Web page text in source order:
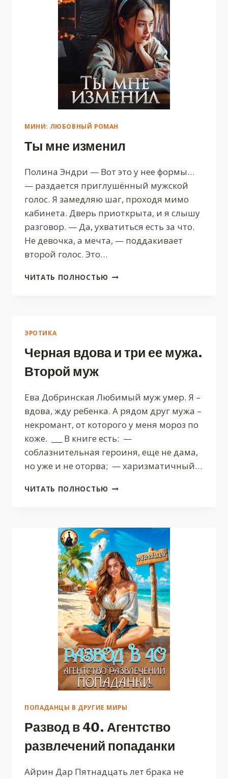
МИНИ: ЛЮБОВНЫЙ РОМАН
Ты мне изменил
Полина Эндри — Вот это у нее формы…
— раздается приглушённый мужской
голос. Я замедляю шаг, проходя мимо
кабинета. Дверь приоткрыта, и я слышу
разговор. — Да, ухватиться есть за что.
Не девочка, а мечта, — поддакивает
второй голос. Это…
ЧИТАТЬ ПОЛНОСТЬЮ ТЫ
ЭРОТИКА
Черная вдова и три ее мужа.
Второй муж
Ева Добринская Любимый муж умер. Я –
вдова, жду ребенка. А рядом друг мужа –
некромант, от которого у меня мороз по
коже. ___ В книге есть: —
соблазнительная героиня, еще не дама,
но уже и не оторва; — харизматичный…
ЧИТАТЬ ПОЛНОСТЬЮ ЧЕРНАЯ
ЕЕ
МУЖА.
ВТОРОЙ
МУЖ
ПОПАДАНЦЫ В ДРУГИЕ МИРЫ
Развод в 40. Агентство
развлечений попаданки
Айрин Дар Пятнадцать лет брака не